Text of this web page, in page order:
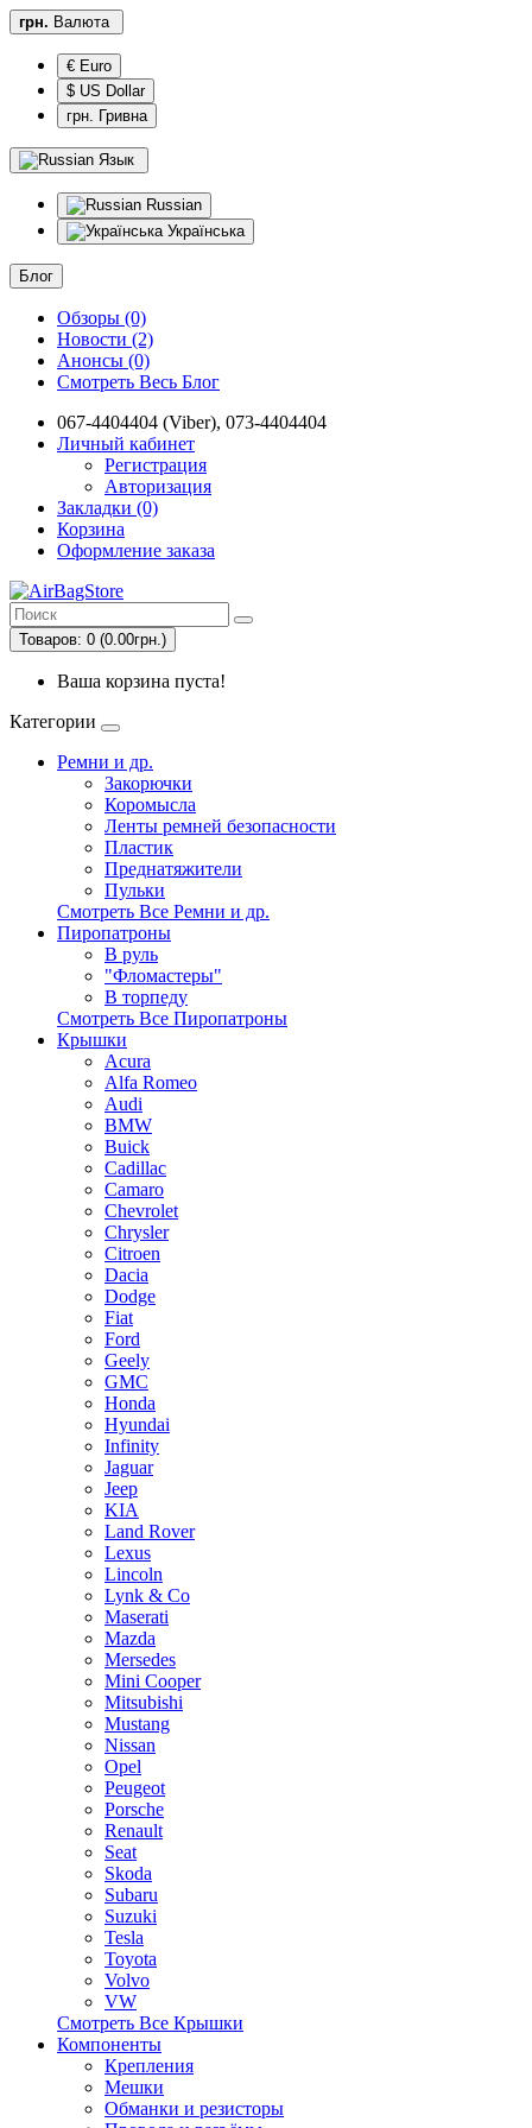
грн. Валюта
€ Euro
$ US Dollar
грн. Гривна
Язык
Russian
Українська
Блог
Обзоры (0)
Новости (2)
Анонсы (0)
Смотреть Весь Блог
067-4404404 (Viber), 073-4404404
Личный кабинет
Регистрация
Авторизация
Закладки (0)
Корзина
Оформление заказа
Товаров: 0 (0.00грн.)
Ваша корзина пуста!
Категории
Ремни и др.
Закорючки
Коромысла
Ленты ремней безопасности
Пластик
Преднатяжители
Пульки
Смотреть Все Ремни и др.
Пиропатроны
В руль
"Фломастеры"
В торпеду
Смотреть Все Пиропатроны
Крышки
Acura
Alfa Romeo
Audi
BMW
Buick
Cadillac
Camaro
Chevrolet
Chrysler
Citroen
Dacia
Dodge
Fiat
Ford
Geely
GMC
Honda
Hyundai
Infinity
Jaguar
Jeep
KIA
Land Rover
Lexus
Lincoln
Lynk & Co
Maserati
Mazda
Mersedes
Mini Cooper
Mitsubishi
Mustang
Nissan
Opel
Peugeot
Porsche
Renault
Seat
Skoda
Subaru
Suzuki
Tesla
Toyota
Volvo
VW
Смотреть Все Крышки
Компоненты
Крепления
Мешки
Обманки и резисторы